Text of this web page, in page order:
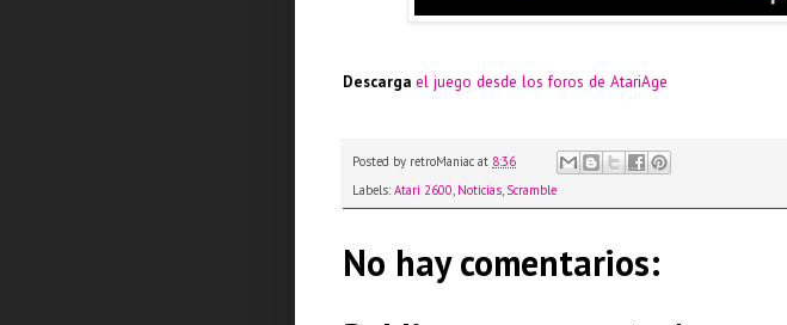
Descarga el juego desde los foros de AtariAge
Posted by retroManiac at 8:36
Labels: Atari 2600, Noticias, Scramble
No hay comentarios: